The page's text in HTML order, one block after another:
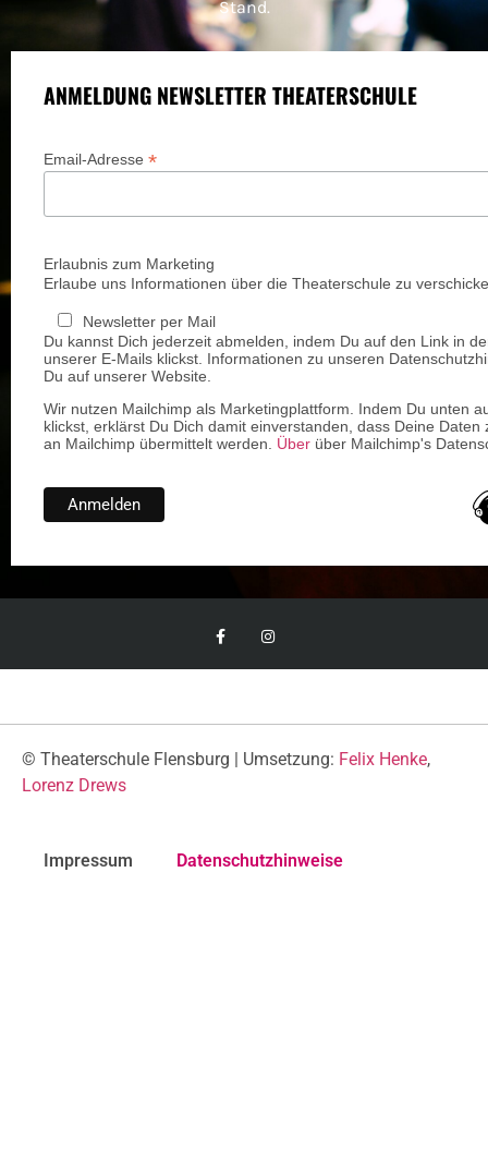
Stand.
ANMELDUNG NEWSLETTER THEATERSCHULE
Email-Adresse *
Erlaubnis zum Marketing
Erlaube uns Informationen über die Theaterschule zu
Newsletter per Mail
Du kannst Dich jederzeit abmelden, indem Du auf den Link in
unserer E-Mails klickst. Informationen zu unseren
Du auf unserer Website.
Wir nutzen Mailchimp als Marketingplattform. Indem Du unten
klickst, erklärst Du Dich damit einverstanden, dass Deine Daten
an Mailchimp übermittelt werden. Über über Mailchimp's
© Theaterschule Flensburg | Umsetzung: Felix Henke,
Lorenz Drews
Impressum Datenschutzhinweise